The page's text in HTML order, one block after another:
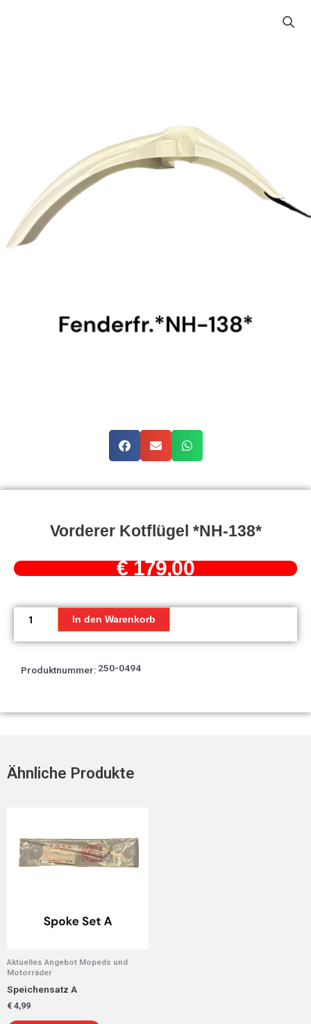
Vorderer Kotflügel *NH-138*
€179,00
Vorderer
Kotflügel
138*
In den Warenkorb
Produktnummer: 250-0494
Ähnliche Produkte
Aktuelles Angebot Mopeds und
Motorräder
Speichensatz A
€ 4,99